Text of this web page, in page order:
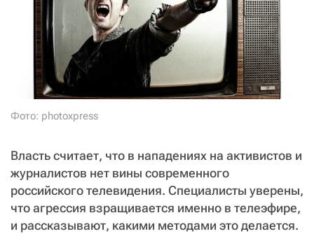
Фото: photoxpress
Власть считает, что в нападениях на активистов и
журналистов нет вины современного
российского телевидения. Специалисты уверены,
что агрессия взращивается именно в телеэфире,
и рассказывают, какими методами это делается.